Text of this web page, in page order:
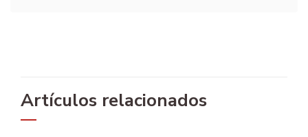
Artículos relacionados